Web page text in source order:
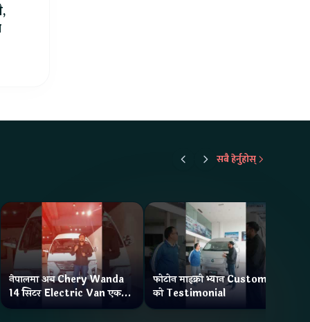
सबै हेर्नुहोस्
नेपालमा अब Chery Wanda
14 सिटर Electric Van एक
Charge मा दिन्छ 300KM
फोटोन माइक्रो भ्यान Customer
को Testimonial